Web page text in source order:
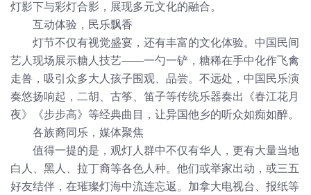
灯影下与彩灯合影，展现多元文化的融合。
互动体验，民乐飘香
灯节不仅有视觉盛宴，还有丰富的文化体验。中国民间
艺人现场展示糖人技艺——一勺一铲，糖稀在手中化作飞禽
走兽，吸引众多大人孩子围观、品尝。不远处，中国民乐演
奏悠扬响起，二胡、古筝、笛子等传统乐器奏出《春江花月
夜》《步步高》等经典曲目，让异国他乡的听众如痴如醉。
各族裔同乐，媒体聚焦
值得一提的是，观灯人群中不仅有华人，更有大量当地
白人、黑人、拉丁裔等各色人种。他们或举家出动，或三五
好友结伴，在璀璨灯海中流连忘返。加拿大电视台、报纸等